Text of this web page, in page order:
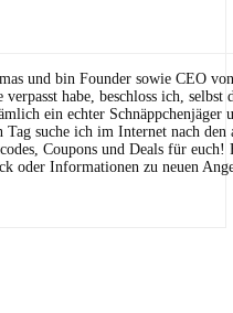
und bin Founder sowie CEO
verpasst habe, beschloss ich,
ein echter Schnäppchenjäger
Tag suche ich im Internet nach den
Coupons und Deals für euch!
oder Informationen zu neuen